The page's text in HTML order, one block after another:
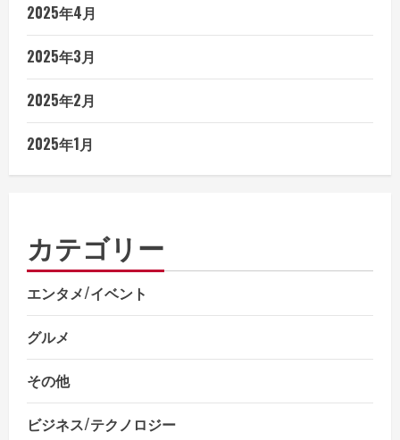
2025年4月
2025年3月
2025年2月
2025年1月
カテゴリー
エンタメ/イベント
グルメ
その他
ビジネス/テクノロジー